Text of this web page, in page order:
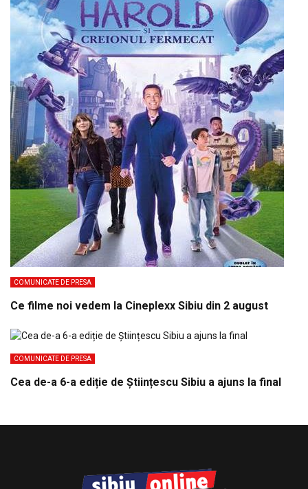
COMUNICATE DE PRESA
Ce filme noi vedem la Cineplexx Sibiu din 2 august
COMUNICATE DE PRESA
Cea de-a 6-a ediție de Științescu Sibiu a ajuns la final